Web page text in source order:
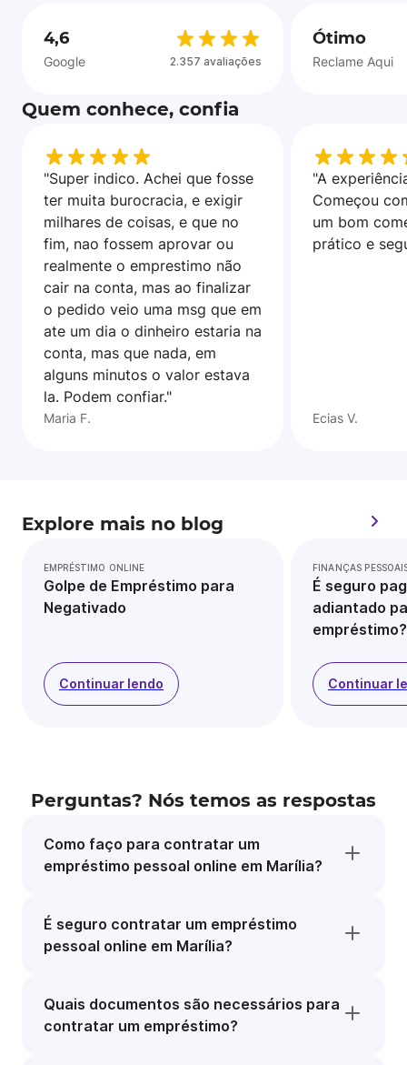
4,6
Google 2.357 avaliações
Ótimo
Reclame Aqui
Quem conhece, confia
"Super indico. Achei que fosse
ter muita burocracia, e exigir
milhares de coisas, e que no
fim, nao fossem aprovar ou
realmente o emprestimo não
cair na conta, mas ao finalizar
o pedido veio uma msg que em
ate um dia o dinheiro estaria na
conta, mas que nada, em
alguns minutos o valor estava
la. Podem confiar."
Maria F.
"A
Começou
um bom
prático e
Ecias V.
Explore mais no blog
EMPRÉSTIMO ONLINE
Golpe de Empréstimo para
Negativado
Continuar lendo
FINANÇAS
É seguro
adiantado
empréstimo?
Continuar
Perguntas? Nós temos as respostas
Como faço para contratar um
empréstimo pessoal online em Marília?
É seguro contratar um empréstimo
pessoal online em Marília?
Quais documentos são necessários para
contratar um empréstimo?